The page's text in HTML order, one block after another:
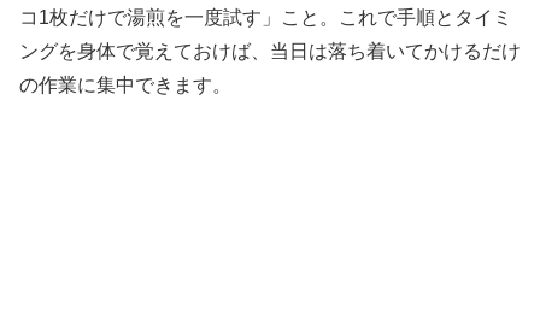
コ1枚だけで湯煎を一度試す」こと。これで手順とタイミ
ングを身体で覚えておけば、当日は落ち着いてかけるだけ
の作業に集中できます。